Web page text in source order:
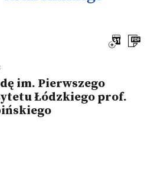
im. Pierwszego
Łódzkiego prof.